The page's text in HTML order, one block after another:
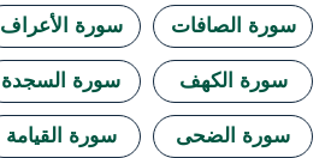
سورة الأعراف سورة الصافات
سورة السجدة سورة الكهف
سورة القيامة سورة الضحى